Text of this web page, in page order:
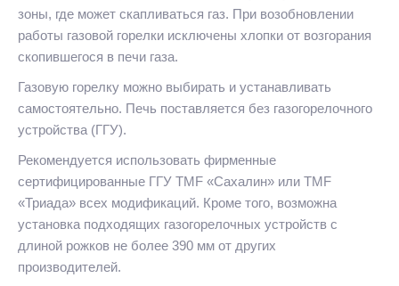
зоны, где может скапливаться газ. При возобновлении
работы газовой горелки исключены хлопки от возгорания
скопившегося в печи газа.
Газовую горелку можно выбирать и устанавливать
самостоятельно. Печь поставляется без газогорелочного
устройства (ГГУ).
Рекомендуется использовать фирменные
сертифицированные ГГУ TMF «Сахалин» или TMF
«Триада» всех модификаций. Кроме того, возможна
установка подходящих газогорелочных устройств с
длиной рожков не более 390 мм от других
производителей.